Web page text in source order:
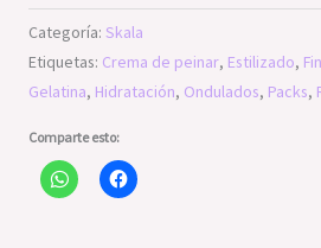
Categoría: Skala
Etiquetas: Crema de peinar, Estilizado,
Gelatina, Hidratación, Ondulados, Packs,
Comparte esto: